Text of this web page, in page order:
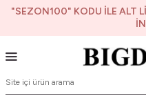
"SEZON100" KODU İLE ALT